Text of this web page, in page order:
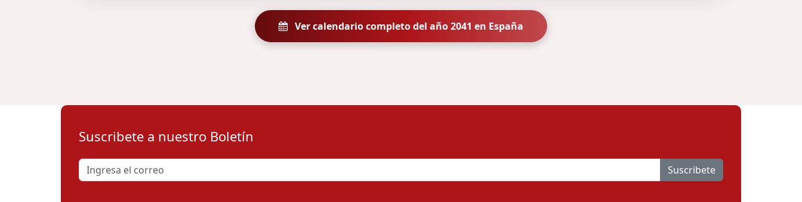
Ver calendario completo del año 2041 en España
Suscribete a nuestro Boletín
Suscribete